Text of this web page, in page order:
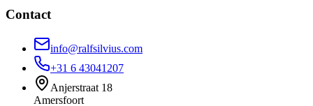
Contact
info@ralfsilvius.com
+31 6 43041207
Anjerstraat 18
Amersfoort